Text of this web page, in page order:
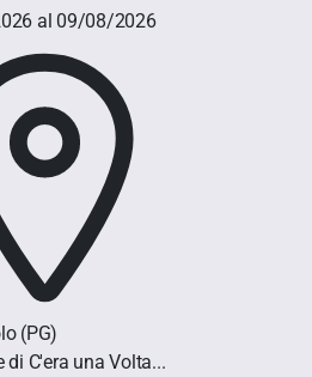
al 09/08/2026
(PG)
di C'era una Volta...